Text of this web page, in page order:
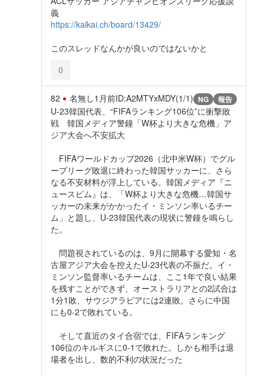
義
https://kaikai.ch/board/13429/
このスレッドなんかが良いのではないかと
0
82 名無し1月前ID:A2MTYxMDY(1/1) NG 報告
U-23韓国代表、“FIFAランキング106位”に衝撃敗
戦 韓国メディア警鐘「W杯より大きな危機」ア
ジア大会へ不安拡大
FIFAワールドカップ2026（北中米W杯）でグル
ープリーグ敗退に終わった韓国サッカーに、さら
なる不安材料が浮上している。韓国メディア『ニ
ュースピム』は、「W杯より大きな危機…韓国サ
ッカーの未来がかかったイ・ミンソン率いるチー
ム」と題し、U-23韓国代表の現状に警鐘を鳴らし
た。
問題視されているのは、9月に開幕する愛知・名
古屋アジア大会を控えたU-23代表の不振だ。イ・
ミンソン監督率いるチームは、ここ1年で良い結果
を残すことができず、オーストラリアとの2試合は
1分1敗、サウジアラビアには2連敗。さらに中国
にも0-2で敗れている。
そして直近のタイ合宿では、FIFAランキング
106位のキルギスに0-1で敗れた。しかも相手は退
場者を出し、数的不利の状況だった